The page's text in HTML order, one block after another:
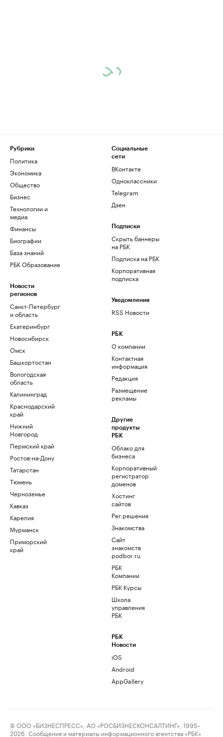
Рубрики
Политика
Экономика
Общество
Бизнес
Технологии и
медиа
Финансы
Биографии
База знаний
РБК Образование
Новости
регионов
Санкт-Петербург
и область
Екатеринбург
Новосибирск
Омск
Башкортостан
Вологодская
область
Калининград
Краснодарский
край
Нижний
Новгород
Пермский край
Ростов-на-Дону
Татарстан
Тюмень
Черноземье
Кавказ
Карелия
Мурманск
Приморский
край
Социальные
сети
ВКонтакте
Одноклассники
Telegram
Дзен
Подписки
Скрыть баннеры
на РБК
Подписка на РБК
Корпоративная
подписка
Уведомления
RSS Новости
РБК
О компании
Контактная
информация
Редакция
Размещение
рекламы
Другие
продукты
РБК
Облако для
бизнеса
Корпоративный
регистратор
доменов
Хостинг
сайтов
Рег.решения
Знакомства
Сайт
знакомств
podbor.ru
РБК
Компании
РБК Курсы
Школа
управления
РБК
РБК
Новости
iOS
Android
AppGallery
© ООО «БИЗНЕСПРЕСС», АО «РОСБИЗНЕСКОНСАЛТИНГ», 1995–
2026. Сообщения и материалы информационного агентства «РБК»